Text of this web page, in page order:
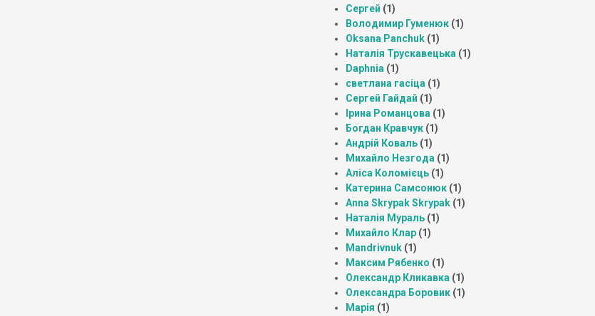
Сергей (1)
Володимир Гуменюк(1)
Oksana Panchuk(1)
Наталія Трускавецька (1)
Daphnia (1)
светлана гасіца (1)
Сергей Гайдай (1)
Ірина Романцова (1)
Богдан Кравчук(1)
Андрій Коваль(1)
Михайло Незгода (1)
Аліса Коломієць(1)
Катерина Самсонюк(1)
Anna Skrypak Skrypak(1)
Наталія Мураль(1)
Михайло Клар(1)
Mandrivnuk(1)
Максим Рябенко (1)
Олександр Кликавка (1)
Олександра Боровик(1)
Марія (1)